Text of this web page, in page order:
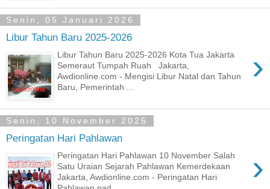
Senin, 05 Januari 2026
Libur Tahun Baru 2025-2026
›
Libur Tahun Baru 2025-2026 Kota Tua Jakarta
Semeraut Tumpah Ruah Jakarta,
Awdionline.com - Mengisi Libur Natal dan Tahun
Baru, Pemerintah ...
Senin, 10 November 2025
Peringatan Hari Pahlawan
›
Peringatan Hari Pahlawan 10 November Salah
Satu Uraian Sejarah Pahlawan Kemerdekaan
Jakarta, Awdionline.com - Peringatan Hari